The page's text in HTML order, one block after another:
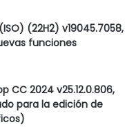
(22H2) v19045.7058,
funciones
CC 2024 v25.12.0.806,
para la edición de